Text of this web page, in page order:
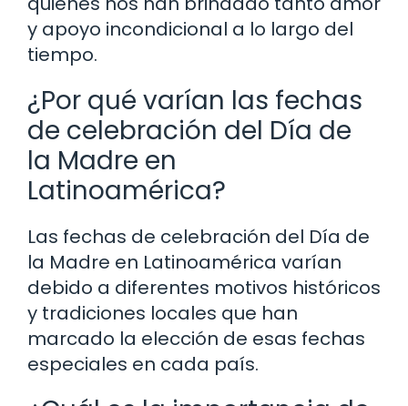
y apoyo incondicional a lo largo del
tiempo.
¿Por qué varían las fechas
de celebración del Día de
la Madre en
Latinoamérica?
Las fechas de celebración del Día de
la Madre en Latinoamérica varían
debido a diferentes motivos históricos
y tradiciones locales que han
marcado la elección de esas fechas
especiales en cada país.